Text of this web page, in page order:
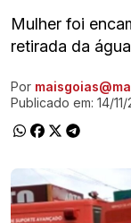
Mulher foi
retirada da
Ir direto pra
Por
Publicado em: 14/